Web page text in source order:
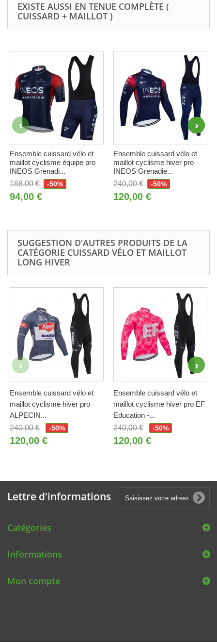
EXISTE AUSSI EN TENUE COMPLÈTE (
CUISSARD + MAILLOT )
Ensemble cuissard vélo et
maillot cyclisme équipe pro
INEOS Grenadi...
188,00 €
-50%
94,00 €
Ensemble cuissard vélo et
maillot cyclisme hiver pro
INEOS Grenadie...
240,00 €
-50%
120,00 €
SUGGESTION D'AUTRES PRODUITS DE LA
CATÉGORIE CUISSARD VÉLO ET MAILLOT
LONG HIVER
Ensemble cuissard vélo et
maillot cyclisme hiver pro
ALPECIN...
240,00 €
-50%
120,00 €
Ensemble cuissard vélo et
maillot cyclisme hiver pro EF
Education -...
240,00 €
-50%
120,00 €
Lettre d'informations
Catégories
Informations
Mon compte